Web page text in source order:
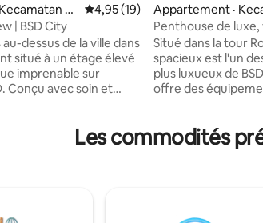
Se
Note moyenne de 4,95 sur 5,
4,95 (19)
| BSD City
dessus de la ville dans
situé à un étage élevé
imprenable sur
Conçu avec soin et
les vacances à la
plus longs. Situé au
Appartement ·
Serpong
Penthouse de luxe,
Situé dans la tour
spacieux est l'un
plus luxueux de
offre des
75 pouces et un
panoramique sur la
Les commodités